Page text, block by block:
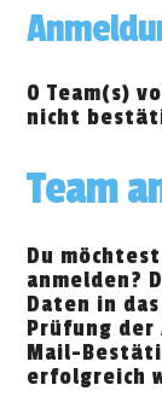
0 Team(s)
nicht
Team
Du
anmelden?
Daten in
Prüfung der
Mail-
erfolgreich